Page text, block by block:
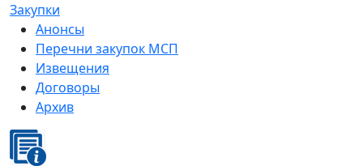
Закупки
Анонсы
Перечни закупок МСП
Извещения
Договоры
Архив